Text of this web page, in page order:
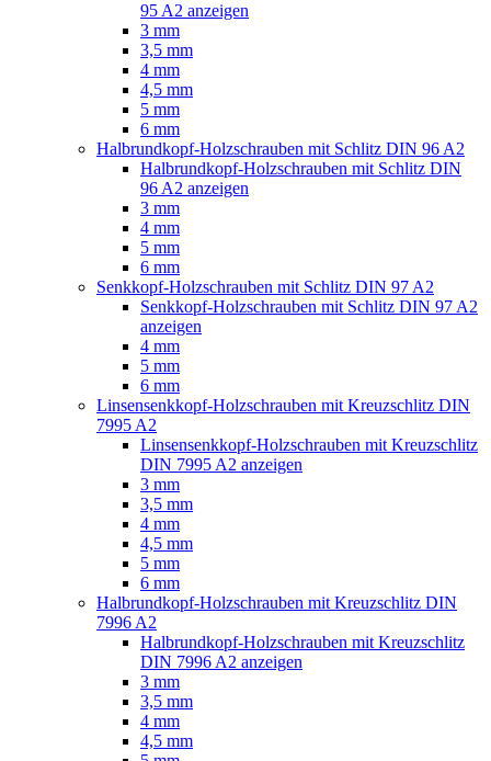
95 A2 anzeigen
3 mm
3,5 mm
4 mm
4,5 mm
5 mm
6 mm
Halbrundkopf-Holzschrauben mit Schlitz DIN 96 A2
Halbrundkopf-Holzschrauben mit Schlitz DIN
96 A2 anzeigen
3 mm
4 mm
5 mm
6 mm
Senkkopf-Holzschrauben mit Schlitz DIN 97 A2
Senkkopf-Holzschrauben mit Schlitz DIN 97 A2
anzeigen
4 mm
5 mm
6 mm
Linsensenkkopf-Holzschrauben mit Kreuzschlitz DIN
7995 A2
Linsensenkkopf-Holzschrauben mit Kreuzschlitz
DIN 7995 A2 anzeigen
3 mm
3,5 mm
4 mm
4,5 mm
5 mm
6 mm
Halbrundkopf-Holzschrauben mit Kreuzschlitz DIN
7996 A2
Halbrundkopf-Holzschrauben mit Kreuzschlitz
DIN 7996 A2 anzeigen
3 mm
3,5 mm
4 mm
4,5 mm